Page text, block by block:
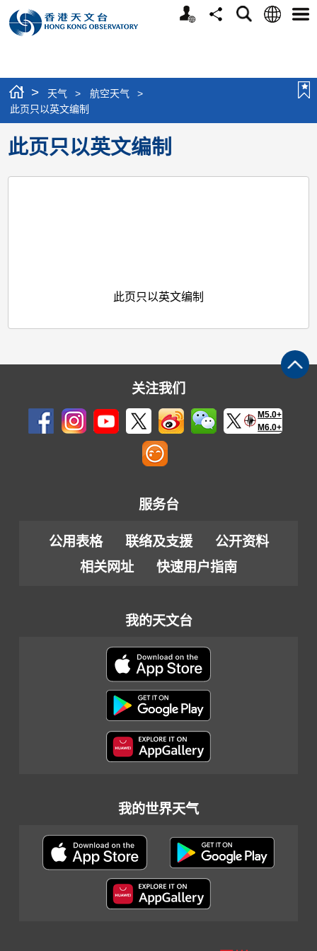
个
分
搜
语
选
> 天气 > 航空天气
>
此页只以英文编制
此页只以英文编制
此页只以英文编制
关注我们
M5.0+
M6.0+
服务台
公用表格 联络及支援
公开资料
相关网址
快速用户指南
我的天文台
我的世界天气